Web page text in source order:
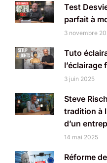
Test
parfait à
3 novembre
Tuto
3 juin 2025
Steve
tradition à
d’un
14 mai 2025
Réforme